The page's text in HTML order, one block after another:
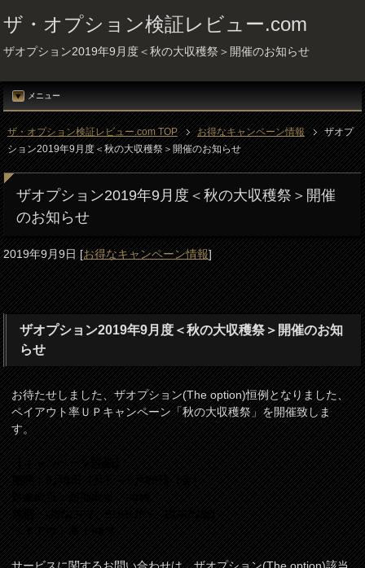
ザ・オプション検証レビュー.com
ザオプション2019年9月度＜秋の大収穫祭＞開催のお知らせ
メニュー
ザ・オプション検証レビュー.com TOP お得なキャンペーン情報
ザオプ
ション2019年9月度＜秋の大収穫祭＞開催のお知らせ
ザオプション2019年9月度＜秋の大収穫祭＞開催
のお知らせ
2019年9月9日[お得なキャンペーン情報]
ザオプション2019年9月度＜秋の大収穫祭＞開催のお知
らせ
お待たせしました、ザオプション(The option)恒例となりました、
ペイアウト率ＵＰキャンペーン「秋の大収穫祭」を開催致しま
す。
【キャンペーン詳細】
期間：9月9日（月）～9月20日（金）
対象取引：短期取引 60秒
銘柄：USD/JPY、EUR/JPY、EUR/USD
ペイアウト率：92％